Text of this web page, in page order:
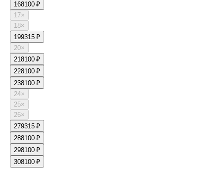
168100 ₽
17×
18×
199315 ₽
20×
218100 ₽
228100 ₽
238100 ₽
24×
25×
26×
279315 ₽
288100 ₽
298100 ₽
308100 ₽